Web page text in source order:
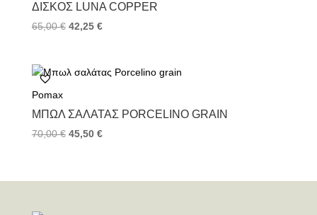
ΔΊΣΚΟΣ LUNA COPPER
65,00€ 42,25 €
Pomax
ΜΠΩΛ ΣΑΛΆΤΑΣ PORCELINO GRAIN
70,00€ 45,50 €